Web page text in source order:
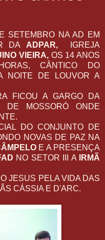
SETEMBRO NA AD EM
DAADPAR,
IGREJA
VIEIRA,OS 14 ANOS
CÂNTICO DO
NOITE DE LOUVOR A
FICOU A GARGO DA
DE MOSSORÓ ONDE
DO CONJUNTO DE
NOVAS DE PAZ NA
E A PRESENÇA
NO SETOR III A
IRMÃ
JESUS PELA VIDA DAS
CÁSSIA E D'ARC.